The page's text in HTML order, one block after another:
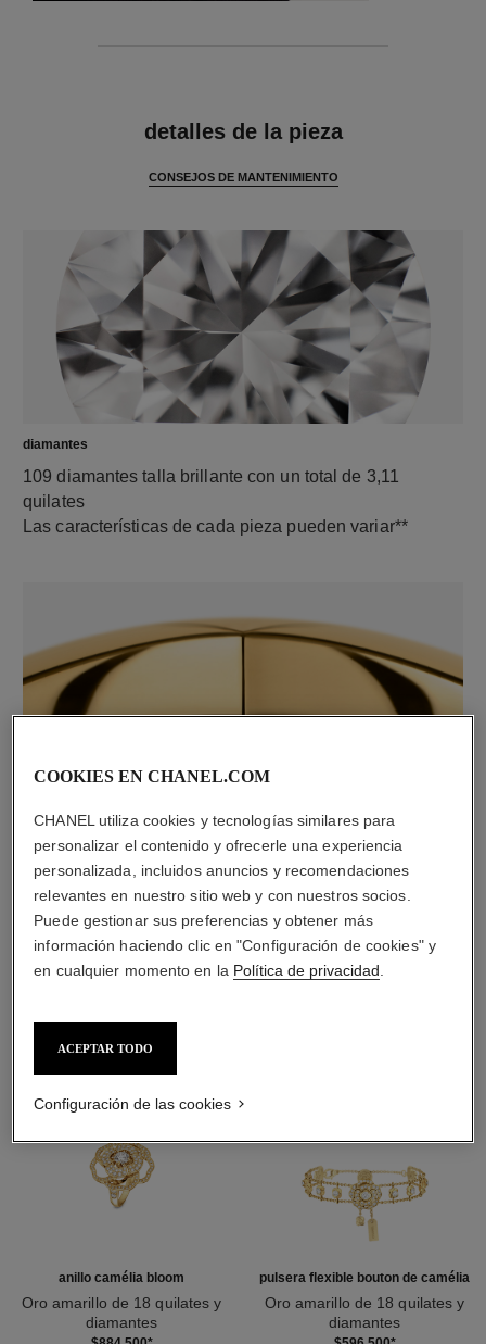
detalles de la pieza
CONSEJOS DE MANTENIMIENTO
diamantes
109 diamantes talla brillante con un total de 3,11
quilates
Las características de cada pieza pueden variar**
Oro amarillo de 18 quilates
DESCUBRA TAMBIÉN
anillo camélia bloom
Oro amarillo de 18 quilates y
diamantes
pulsera flexible bouton de camélia
Oro amarillo de 18 quilates y
diamantes
COOKIES EN CHANEL.COM
CHANEL utiliza cookies y tecnologías similares para
personalizar el contenido y ofrecerle una experiencia
personalizada, incluidos anuncios y recomendaciones
relevantes en nuestro sitio web y con nuestros socios.
Puede gestionar sus preferencias y obtener más
información haciendo clic en "Configuración de cookies" y
en cualquier momento en la Política de privacidad
ACEPTAR TODO
Configuración de las cookies